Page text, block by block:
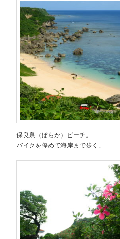
保良泉（ぼらが）ビーチ。
バイクを停めて海岸まで歩く。